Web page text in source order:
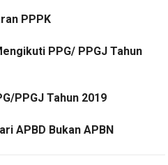
PPPK
PPG/ PPGJ Tahun
PPGJ Tahun 2019
APBD Bukan APBN